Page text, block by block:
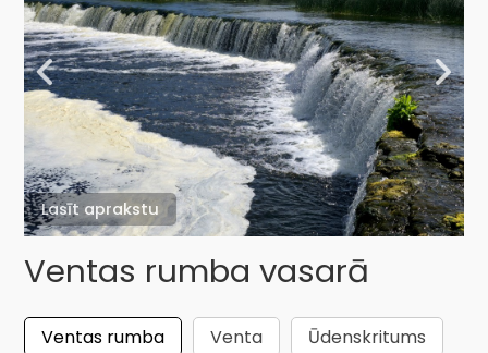
Lasīt aprakstu
Ventas rumba vasarā
Ventas rumba Venta
Ūdenskritums